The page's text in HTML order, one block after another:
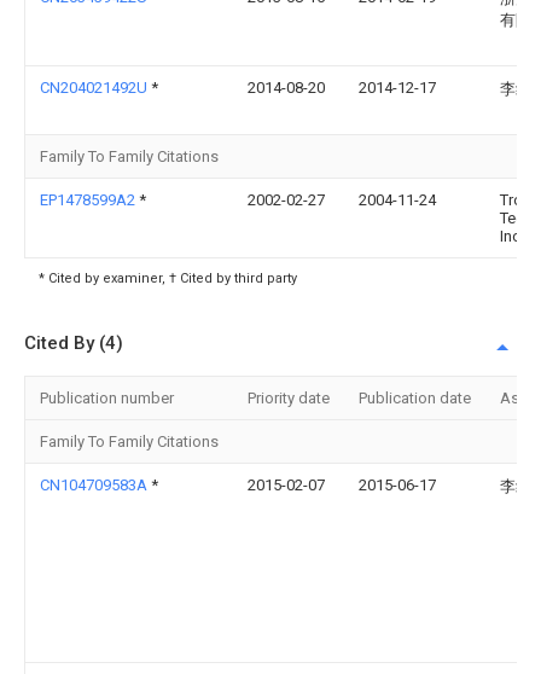
有限
CN204021492U * 2014-08-20 2014-12-17 李红
Family To Family Citations
EP1478599A2 * 2002-02-27 2004-11-24
Inc.
* Cited by examiner, † Cited by third party
Cited By (4)
Publication number Priority date Publication date
Family To Family Citations
CN104709583A * 2015-02-07 2015-06-17 李红